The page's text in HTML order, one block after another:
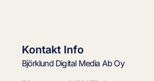
Kontakt Info
Björklund Digital Media Ab Oy